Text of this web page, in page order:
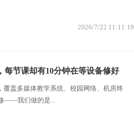
2026/7/22 11:11:19
每节课却有10分钟在等设备修好
盖多媒体教学系统、校园网络、机房终
——我们做的是...